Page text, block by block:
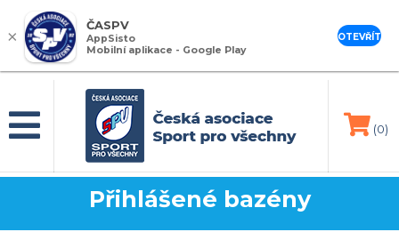
(0)
Přihlášené bazény
×
ČASPV
AppSisto
Mobilní aplikace - Google Play
OTEVŘÍT